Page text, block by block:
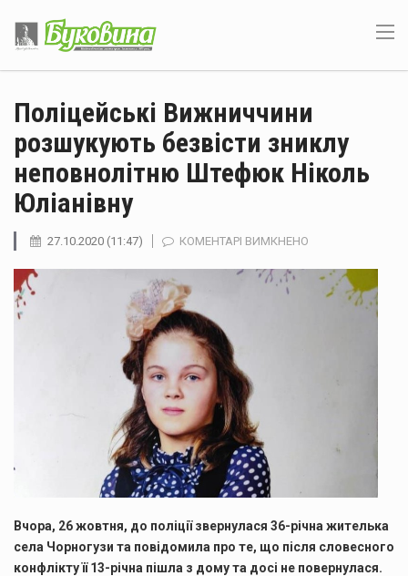
Поліцейські Вижниччини
розшукують безвісти зниклу
неповнолітню Штефюк Ніколь
Юліанівну
27.10.2020 (11:47) КОМЕНТАРІ ВИМКНЕНО
ВИЖНИЧЧИНИ
РОЗШУКУЮТЬ
Вчора, 26 жовтня, до поліції звернулася 36-річна жителька
села Чорногузи та повідомила про те, що після словесного
конфлікту її 13-річна пішла з дому та досі не повернулася.